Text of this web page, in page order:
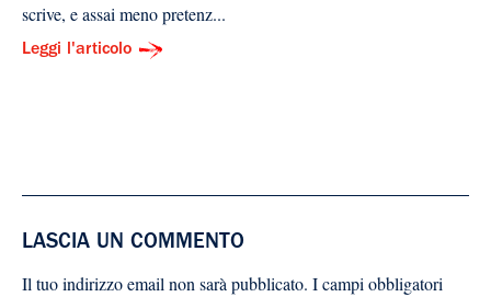
scrive, e assai meno pretenz...
Leggi l'articolo
LASCIA UN COMMENTO
Il tuo indirizzo email non sarà pubblicato. I campi obbligatori